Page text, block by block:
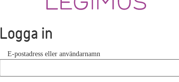
Logga in
E-postadress eller användarnamn